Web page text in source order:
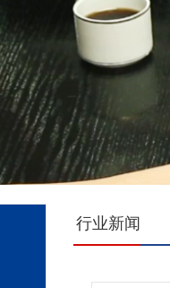
行业新闻